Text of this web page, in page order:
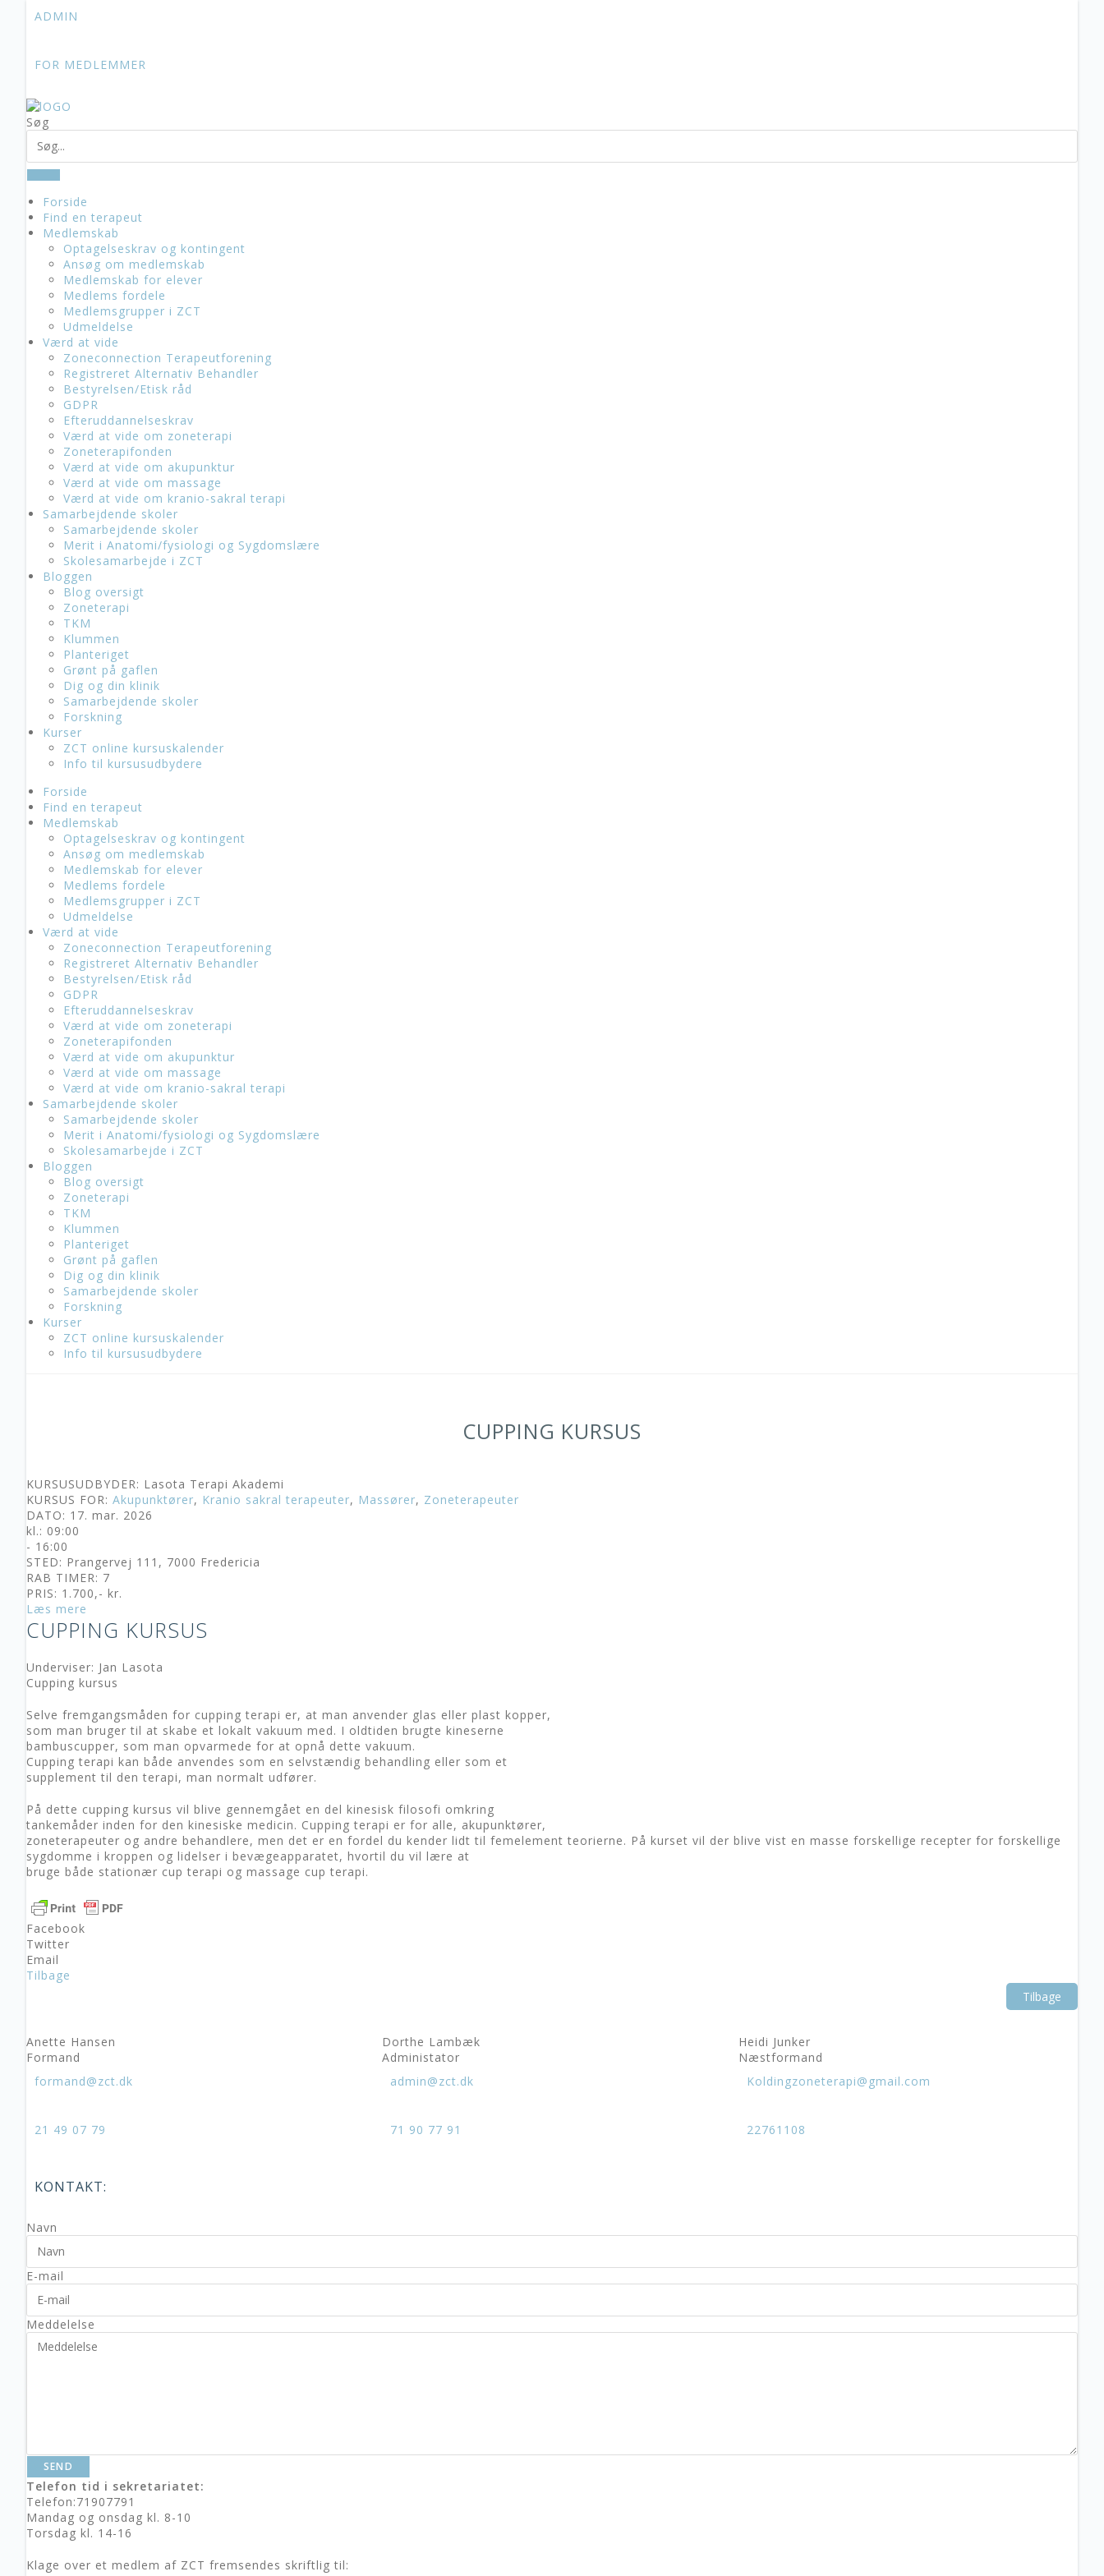
ADMIN
FOR MEDLEMMER
Søg
Forside
Find en terapeut
Medlemskab
Optagelseskrav og kontingent
Ansøg om medlemskab
Medlemskab for elever
Medlems fordele
Medlemsgrupper i ZCT
Udmeldelse
Værd at vide
Zoneconnection Terapeutforening
Registreret Alternativ Behandler
Bestyrelsen/Etisk råd
GDPR
Efteruddannelseskrav
Værd at vide om zoneterapi
Zoneterapifonden
Værd at vide om akupunktur
Værd at vide om massage
Værd at vide om kranio-sakral terapi
Samarbejdende skoler
Samarbejdende skoler
Merit i Anatomi/fysiologi og Sygdomslære
Skolesamarbejde i ZCT
Bloggen
Blog oversigt
Zoneterapi
TKM
Klummen
Planteriget
Grønt på gaflen
Dig og din klinik
Samarbejdende skoler
Forskning
Kurser
ZCT online kursuskalender
Info til kursusudbydere
Forside
Find en terapeut
Medlemskab
Optagelseskrav og kontingent
Ansøg om medlemskab
Medlemskab for elever
Medlems fordele
Medlemsgrupper i ZCT
Udmeldelse
Værd at vide
Zoneconnection Terapeutforening
Registreret Alternativ Behandler
Bestyrelsen/Etisk råd
GDPR
Efteruddannelseskrav
Værd at vide om zoneterapi
Zoneterapifonden
Værd at vide om akupunktur
Værd at vide om massage
Værd at vide om kranio-sakral terapi
Samarbejdende skoler
Samarbejdende skoler
Merit i Anatomi/fysiologi og Sygdomslære
Skolesamarbejde i ZCT
Bloggen
Blog oversigt
Zoneterapi
TKM
Klummen
Planteriget
Grønt på gaflen
Dig og din klinik
Samarbejdende skoler
Forskning
Kurser
ZCT online kursuskalender
Info til kursusudbydere
CUPPING KURSUS
KURSUSUDBYDER: Lasota Terapi Akademi
KURSUS FOR: Akupunktører, Kranio sakral terapeuter, Massører, Zoneterapeuter
DATO: 17. mar. 2026
kl.: 09:00
- 16:00
STED: Prangervej 111, 7000 Fredericia
RAB TIMER: 7
PRIS: 1.700,- kr.
Læs mere
CUPPING KURSUS
Underviser: Jan Lasota
Cupping kursus
Selve fremgangsmåden for cupping terapi er, at man anvender glas eller plast kopper,
som man bruger til at skabe et lokalt vakuum med. I oldtiden brugte kineserne
bambuscupper, som man opvarmede for at opnå dette vakuum.
Cupping terapi kan både anvendes som en selvstændig behandling eller som et
supplement til den terapi, man normalt udfører.
På dette cupping kursus vil blive gennemgået en del kinesisk filosofi omkring
tankemåder inden for den kinesiske medicin. Cupping terapi er for alle, akupunktører,
zoneterapeuter og andre behandlere, men det er en fordel du kender lidt til femelement teorierne. På kurset vil der blive vist en masse forskellige recepter for forskellige
sygdomme i kroppen og lidelser i bevægeapparatet, hvortil du vil lære at
bruge både stationær cup terapi og massage cup terapi.
Facebook
Twitter
Email
Tilbage
Tilbage
Anette Hansen
Formand
formand@zct.dk
21 49 07 79
Dorthe Lambæk
Administator
admin@zct.dk
71 90 77 91
Heidi Junker
Næstformand
Koldingzoneterapi@gmail.com
22761108
KONTAKT:
Navn
E-mail
Meddelelse
SEND
Telefon tid i sekretariatet:
Telefon:71907791
Mandag og onsdag kl. 8-10
Torsdag kl. 14-16
Klage over et medlem af ZCT fremsendes skriftlig til: